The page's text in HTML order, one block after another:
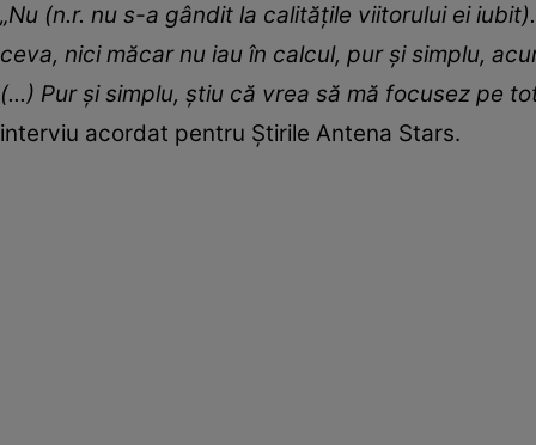
„Nu (n.r. nu s-a gândit la calitățile viitorului ei
ceva, nici măcar nu iau în calcul, pur și simplu,
(...) Pur și simplu, știu că vrea să mă focusez pe
interviu acordat pentru Știrile Antena Stars.